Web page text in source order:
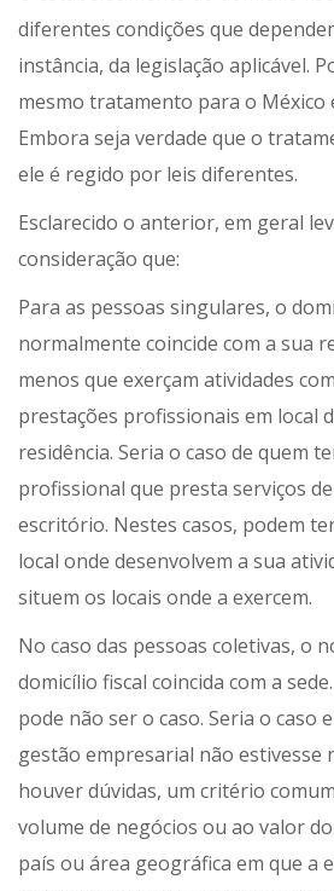
diferentes condições que
instância, da legislação aplicável.
mesmo tratamento para o México
Embora seja verdade que o
ele é regido por leis diferentes.
Esclarecido o anterior, em geral
consideração que:
Para as pessoas singulares, o
normalmente coincide com a sua
menos que exerçam atividades
prestações profissionais em local
residência. Seria o caso de quem
profissional que presta serviços
escritório. Nestes casos, podem
local onde desenvolvem a sua
situem os locais onde a exercem.
No caso das pessoas coletivas, o
domicílio fiscal coincida com a
pode não ser o caso. Seria o caso
gestão empresarial não estivesse
houver dúvidas, um critério
volume de negócios ou ao valor
país ou área geográfica em que a